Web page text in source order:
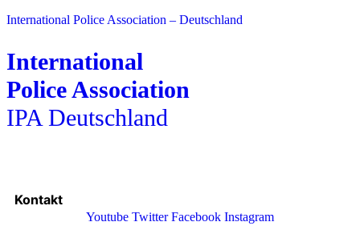
International Police Association – Deutschland
International
Police Association
IPA Deutschland
Kontakt
Youtube Twitter Facebook Instagram